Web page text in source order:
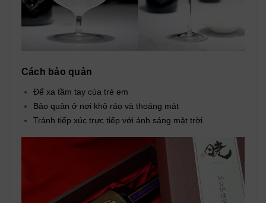
Cách bảo quản
Để xa tầm tay của trẻ em
Bảo quản ở nơi khô ráo và thoáng mát
Tránh tiếp xúc trực tiếp với ánh sáng mặt trời